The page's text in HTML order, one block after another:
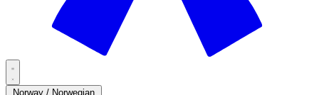
Norway / Norwegian